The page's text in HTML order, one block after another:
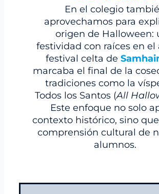
En el colegio
aprovechamos para
origen de Halloween:
festividad con raíces en
festival celta de
marcaba el final de la
tradiciones como la
Todos los Santos (All
Este enfoque no solo
contexto histórico, sino
comprensión cultural de
alumnos.